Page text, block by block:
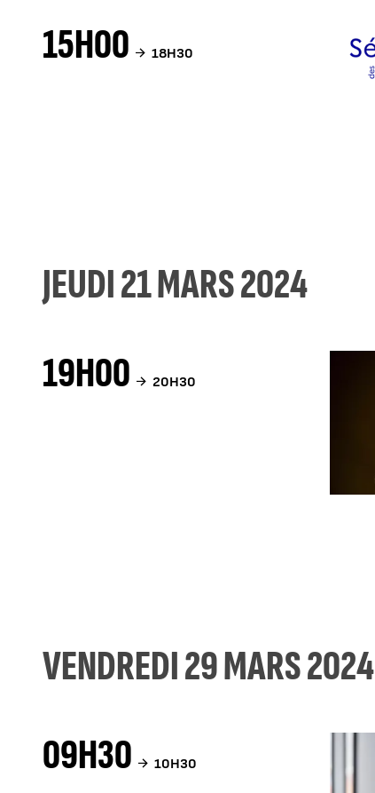
15H00 18H30
JEUDI 21 MARS 2024
19H00 20H30
VENDREDI 29 MARS 2024
09H30 10H30